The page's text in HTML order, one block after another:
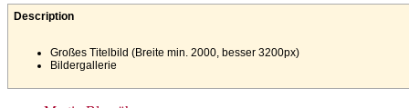
Description
Großes Titelbild (Breite min. 2000, besser 3200px)
Bildergallerie